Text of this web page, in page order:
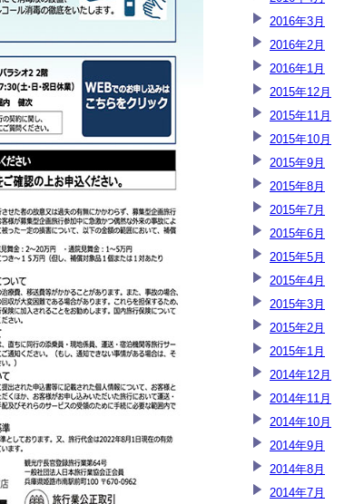
2016年3月
2016年2月
2016年1月
2015年12月
2015年11月
2015年10月
2015年9月
2015年8月
2015年7月
2015年6月
2015年5月
2015年4月
2015年3月
2015年2月
2015年1月
2014年12月
2014年11月
2014年10月
2014年9月
2014年8月
2014年7月